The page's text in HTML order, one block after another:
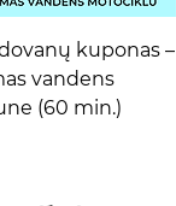
kuponas –
vandens
(60 min.)